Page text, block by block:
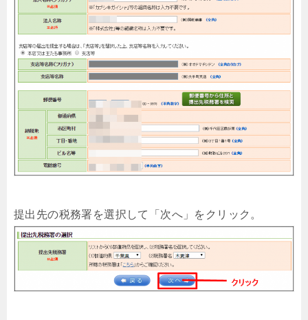
提出先の税務署を選択して「次へ」をクリック。